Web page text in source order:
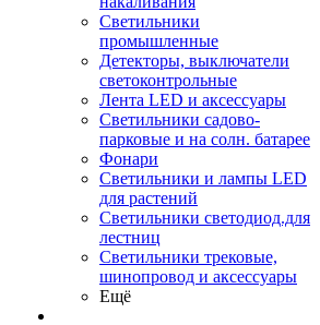
Светильники
промышленные
Детекторы, выключатели
светоконтрольные
Лента LED и аксессуары
Светильники садово-
парковые и на солн. батарее
Фонари
Светильники и лампы LED
для растений
Светильники светодиод.для
лестниц
Светильники трековые,
шинопровод и аксессуары
Ещё